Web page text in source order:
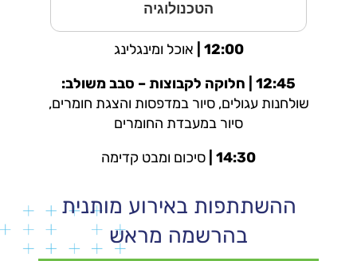
הטכנולוגיה
12:00 |
אוכל ומינגלינג
12:45 |
חלוקה לקבוצות – סבב משולב:
שולחנות עגולים, סיור במדפסות והצגת חומרים,
סיור במעבדת החומרים
14:30 | סיכום ומבט קדימה
ההשתתפות באירוע מותנית
בהרשמה מראש